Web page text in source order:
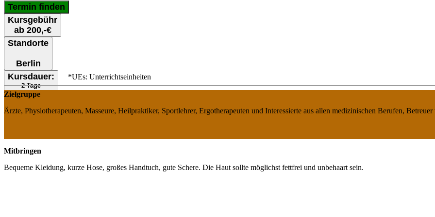
Termin finden
Kursgebühr
ab 200,-€
Standorte
Berlin
Kursdauer:
2 Tage
UEs* 20
FoBis* 20
*UEs: Unterrichtseinheiten
*FoBis: Fortbildungspunkte
Zielgruppe
Ärzte, Physiotherapeuten, Masseure, Heilpraktiker, Sportlehrer, Ergotherapeuten und Interessierte aus allen medizinischen Berufen,
Mitbringen
Bequeme Kleidung, kurze Hose, großes Handtuch, gute Schere. Die Haut sollte möglichst fettfrei und unbehaart sein.